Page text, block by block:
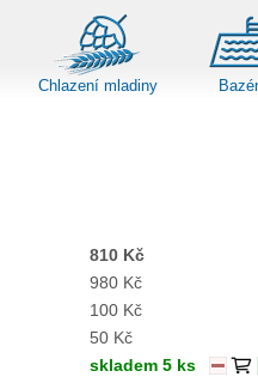
Chlazení mladiny
810 Kč
980 Kč
100 Kč
50 Kč
skladem 5 ks